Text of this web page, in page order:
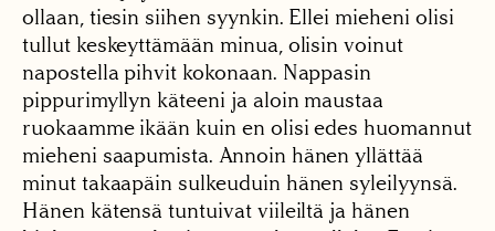
ollaan, tiesin siihen syynkin. Ellei mieheni olisi
tullut keskeyttämään minua, olisin voinut
napostella pihvit kokonaan. Nappasin
pippurimyllyn käteeni ja aloin maustaa
ruokaamme ikään kuin en olisi edes huomannut
mieheni saapumista. Annoin hänen yllättää
minut takaapäin sulkeuduin hänen syleilyynsä.
Hänen kätensä tuntuivat viileiltä ja hänen